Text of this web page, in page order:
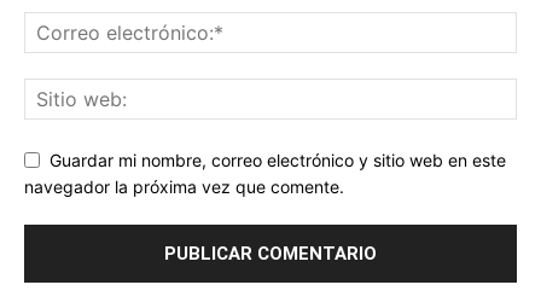
Guardar mi nombre, correo electrónico y sitio web en este
navegador la próxima vez que comente.